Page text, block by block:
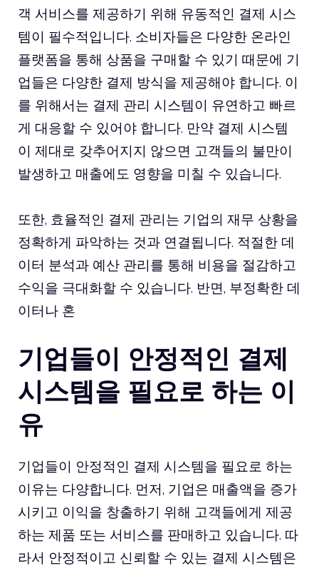
객 서비스를 제공하기 위해 유동적인 결제 시스
템이 필수적입니다. 소비자들은 다양한 온라인
플랫폼을 통해 상품을 구매할 수 있기 때문에 기
업들은 다양한 결제 방식을 제공해야 합니다. 이
를 위해서는 결제 관리 시스템이 유연하고 빠르
게 대응할 수 있어야 합니다. 만약 결제 시스템
이 제대로 갖추어지지 않으면 고객들의 불만이
발생하고 매출에도 영향을 미칠 수 있습니다.
또한, 효율적인 결제 관리는 기업의 재무 상황을
정확하게 파악하는 것과 연결됩니다. 적절한 데
이터 분석과 예산 관리를 통해 비용을 절감하고
수익을 극대화할 수 있습니다. 반면, 부정확한 데
이터나 혼
기업들이 안정적인 결제
시스템을 필요로 하는 이
유
기업들이 안정적인 결제 시스템을 필요로 하는
이유는 다양합니다. 먼저, 기업은 매출액을 증가
시키고 이익을 창출하기 위해 고객들에게 제공
하는 제품 또는 서비스를 판매하고 있습니다. 따
라서 안정적이고 신뢰할 수 있는 결제 시스템은